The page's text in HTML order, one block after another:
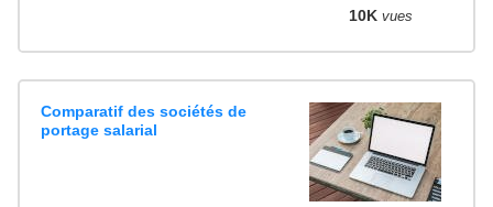
10K vues
Comparatif des sociétés de
portage salarial